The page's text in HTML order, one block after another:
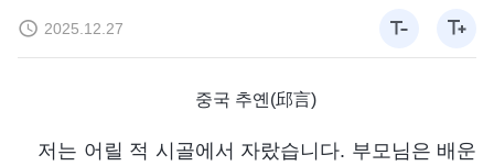
2025.12.27
중국 추옌(邱言)
저는 어릴 적 시골에서 자랐습니다. 부모님은 배운